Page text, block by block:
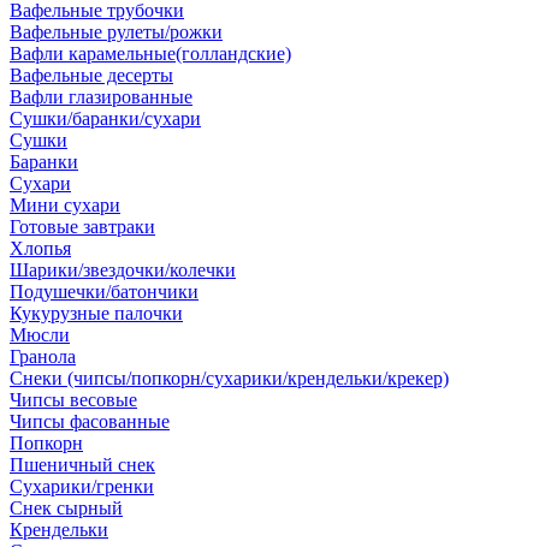
Вафельные трубочки
Вафельные рулеты/рожки
Вафли карамельные(голландские)
Вафельные десерты
Вафли глазированные
Сушки/баранки/сухари
Сушки
Баранки
Сухари
Мини сухари
Готовые завтраки
Хлопья
Шарики/звездочки/колечки
Подушечки/батончики
Кукурузные палочки
Мюсли
Гранола
Снеки (чипсы/попкорн/сухарики/крендельки/крекер)
Чипсы весовые
Чипсы фасованные
Попкорн
Пшеничный снек
Сухарики/гренки
Снек сырный
Крендельки